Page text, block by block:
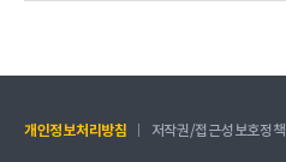
개인정보처리방침 저작권/접근성보호정책